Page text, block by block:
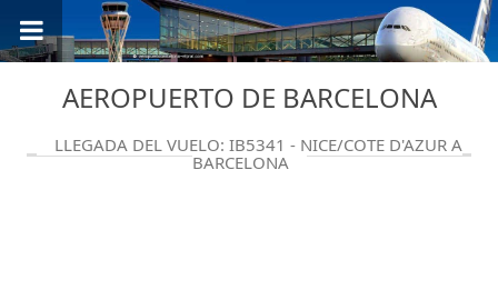
AEROPUERTO DE BARCELONA
LLEGADA DEL VUELO: IB5341 - NICE/COTE D'AZUR A
BARCELONA